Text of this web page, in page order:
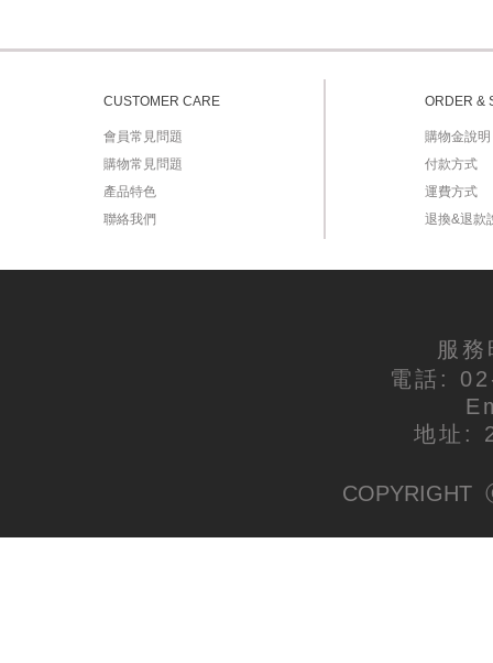
CUSTOMER CARE
會員常見問題
購物常見問題
產品特色
聯絡我們
ORDER &
購物金說明
付款方式
運費方式
退換&退款
服
電話:
地址:
COPYRIGHT